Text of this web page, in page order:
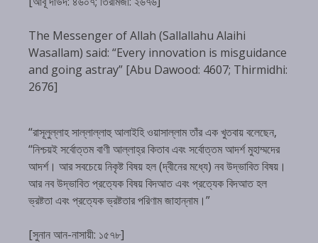
The Messenger of Allah (Sallallahu Alaihi
Wasallam) said: “Every innovation is misguidance
and going astray” [Abu Dawood: 4607; Thirmidhi:
2676]
“রাসূলুল্লাহ সাল্লাল্লাহু আলাইহি ওয়াসাল্লাম তাঁর এক খুতবায় বলেছেন,
“নিশ্চয়ই সর্বোত্তম বাণী আল্লাহ্‌র কিতাব এবং সর্বোত্তম আদর্শ মুহাম্মদের
আদর্শ। আর সবচেয়ে নিকৃষ্ট বিষয় হল (দ্বীনের মধ্যে) নব উদ্ভাবিত বিষয়।
আর নব উদ্ভাবিত প্রত্যেক বিষয় বিদআত এবং প্রত্যেক বিদআত হল
ভ্রষ্টতা এবং প্রত্যেক ভ্রষ্টতার পরিণাম জাহান্নাম।”
[সুনান আন-নাসায়ী: ১৫৭৮]